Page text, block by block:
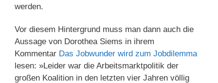
werden.
Vor diesem Hintergrund muss man dann auch die
Aussage von Dorothea Siems in ihrem
Kommentar Das Jobwunder wird zum Jobdilemma
lesen: »Leider war die Arbeitsmarktpolitik der
großen Koalition in den letzten vier Jahren völlig